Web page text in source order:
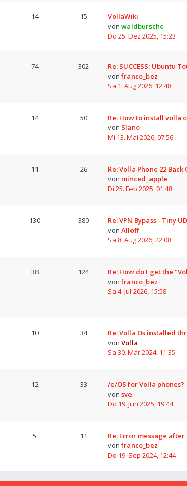
14 15
VollaWiki
von waldbursche
Do 25. Dez 2025, 15:23
74 302
Re: SUCCESS: Ubuntu
von franco_bez
Sa 1. Aug 2026, 12:48
14 50
Re: How to install volla
von Slano
Mi 13. Mai 2026, 07:56
11 26
Re: Volla Phone 22 Back
von minced_apple
Di 25. Feb 2025, 01:48
130 380
Re: VPN Bypass - Tiny
von Alloff
Sa 8. Aug 2026, 22:08
38 124
Re: How do I get the
von franco_bez
Sa 4. Jul 2026, 15:58
10 34
Re: Volla Os installed
von Volla
Sa 30. Mär 2024, 11:35
12 33
/e/OS for Volla phones?
von sve
Do 19. Jun 2025, 19:44
5 11
Re: Error message
von franco_bez
Do 19. Sep 2024, 12:44